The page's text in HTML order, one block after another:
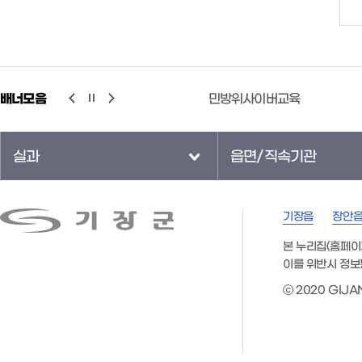
배너모음행정공제회 민방위사이버교육
실과 읍면/직속기관
기장읍 장안
본 누리집(홈페
이를 위반시 정
ⓒ 2020